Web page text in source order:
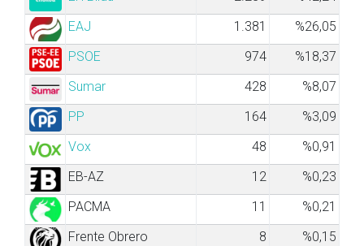
EAJ
1.381
%26,05
PSOE
974
%18,37
Sumar
428
%8,07
PP
164
%3,09
Vox
48
%0,91
EB-AZ
12
%0,23
PACMA
11
%0,21
Frente Obrero
8
%0,15